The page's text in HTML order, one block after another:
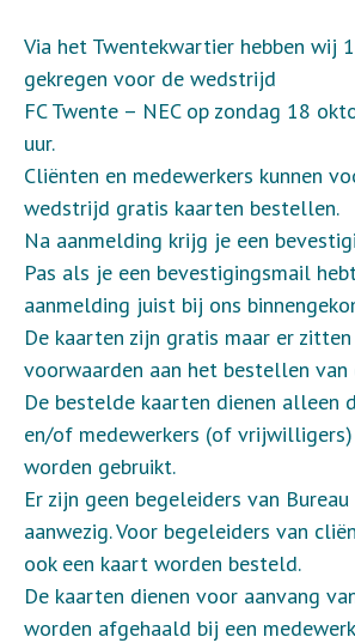
Via het Twentekwartier hebben wij
gekregen voor de wedstrijd
FC Twente – NEC op zondag 18
uur.
Cliënten en medewerkers kunnen
wedstrijd gratis kaarten bestellen.
Na aanmelding krijg je een
Pas als je een bevestigingsmail
aanmelding juist bij ons
De kaarten zijn gratis maar er
voorwaarden aan het bestellen van
De bestelde kaarten dienen alleen
en/of medewerkers (of
worden gebruikt.
Er zijn geen begeleiders van
aanwezig. Voor begeleiders van
ook een kaart worden besteld.
De kaarten dienen voor aanvang
worden afgehaald bij een